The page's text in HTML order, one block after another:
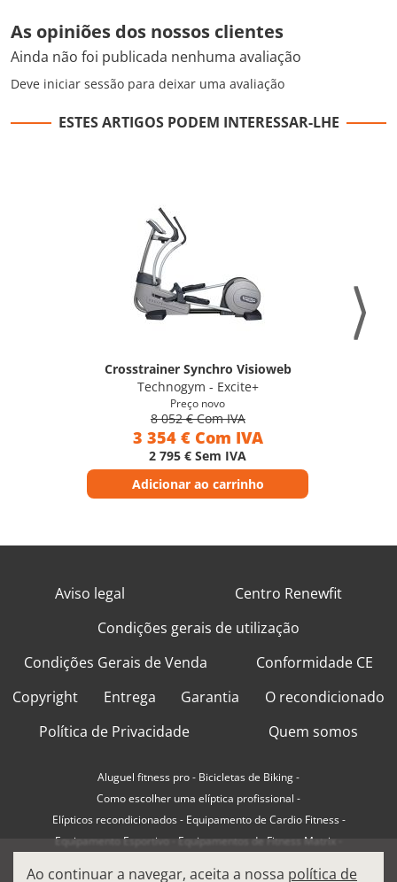
As opiniões dos nossos clientes
Ainda não foi publicada nenhuma avaliação
Deve iniciar sessão para deixar uma avaliação
ESTES ARTIGOS PODEM INTERESSAR-LHE
Crosstrainer Synchro Visioweb
Technogym - Excite+
Preço novo
8 052 € Com IVA
3 354 € Com IVA
2 795 € Sem IVA
Adicionar ao carrinho
Aviso legal
Centro Renewfit
Condições gerais de utilização
Condições Gerais de Venda
Conformidade CE
Copyright
Entrega Garantia
O recondicionado
Política de Privacidade
Quem somos
Aluguel fitness pro- Bicicletas de Biking-
Como escolher uma elíptica profissional -
Elípticos recondicionados- Equipamento de Cardio Fitness-
Equipamento Esportivo-Equipamentos de Fitness Matrix-
Ao continuar a navegar, aceita a nossa política de